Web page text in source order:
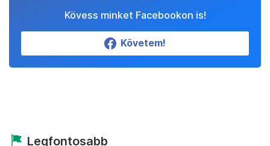
Kövess minket Facebookon is!
Követem!
Legfontosabb